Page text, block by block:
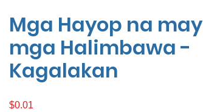
Mga Hayop na may
mga Halimbawa -
Kagalakan
$0.01